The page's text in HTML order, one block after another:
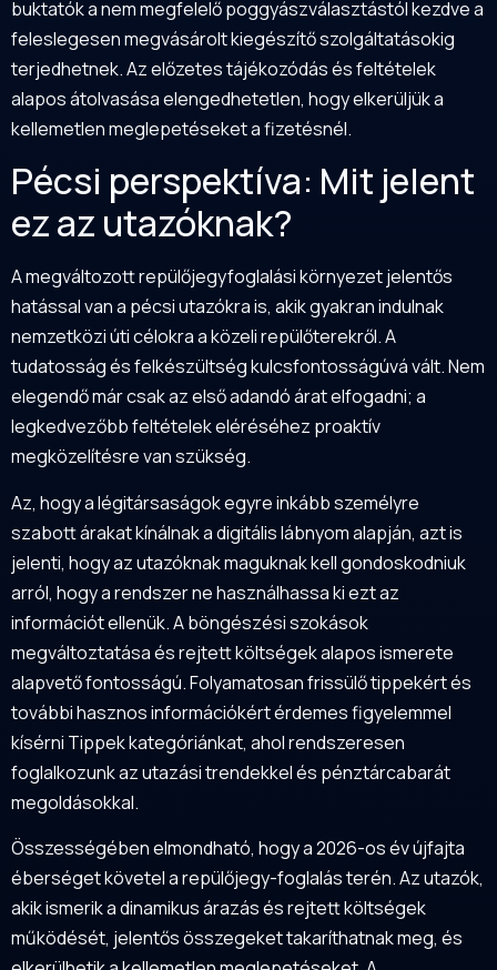
buktatók a nem megfelelő poggyászválasztástól kezdve a
feleslegesen megvásárolt kiegészítő szolgáltatásokig
terjedhetnek. Az előzetes tájékozódás és feltételek
alapos átolvasása elengedhetetlen, hogy elkerüljük a
kellemetlen meglepetéseket a fizetésnél.
Pécsi perspektíva: Mit jelent
ez az utazóknak?
A megváltozott repülőjegyfoglalási környezet jelentős
hatással van a pécsi utazókra is, akik gyakran indulnak
nemzetközi úti célokra a közeli repülőterekről. A
tudatosság és felkészültség kulcsfontosságúvá vált. Nem
elegendő már csak az első adandó árat elfogadni; a
legkedvezőbb feltételek eléréséhez proaktív
megközelítésre van szükség.
Az, hogy a légitársaságok egyre inkább személyre
szabott árakat kínálnak a digitális lábnyom alapján, azt is
jelenti, hogy az utazóknak maguknak kell gondoskodniuk
arról, hogy a rendszer ne használhassa ki ezt az
információt ellenük. A böngészési szokások
megváltoztatása és rejtett költségek alapos ismerete
alapvető fontosságú. Folyamatosan frissülő tippekért és
további hasznos információkért érdemes figyelemmel
kísérni Tippek kategóriánkat, ahol rendszeresen
foglalkozunk az utazási trendekkel és pénztárcabarát
megoldásokkal.
Összességében elmondható, hogy a 2026-os év újfajta
éberséget követel a repülőjegy-foglalás terén. Az utazók,
akik ismerik a dinamikus árazás és rejtett költségek
működését, jelentős összegeket takaríthatnak meg, és